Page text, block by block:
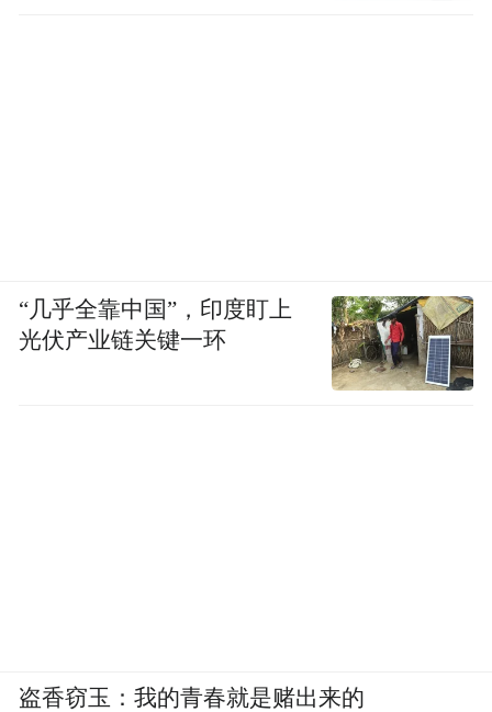
“几乎全靠中国”，印度盯上
光伏产业链关键一环
盗香窃玉：我的青春就是赌出来的